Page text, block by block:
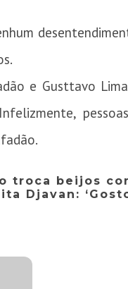
e Gusttavo
troca beijos
Djavan: